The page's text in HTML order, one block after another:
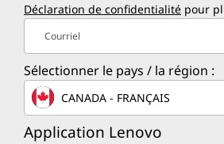
Déclaration de confidentialité pour
Courriel
Sélectionner le pays / la région :
CANADA - FRANÇAIS
Application Lenovo